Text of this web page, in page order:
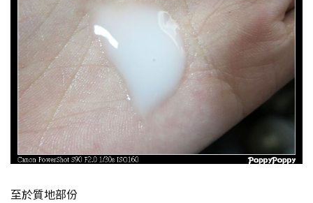
至於質地部份